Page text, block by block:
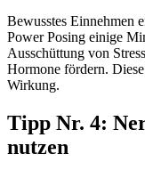
Bewusstes Einnehmen
Power Posing einige
Ausschüttung von
Hormone fördern.
Wirkung.
Tipp Nr. 4:
nutzen